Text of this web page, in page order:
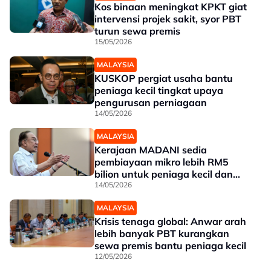
Kos binaan meningkat KPKT giat
intervensi projek sakit, syor PBT
turun sewa premis
15/05/2026
MALAYSIA
KUSKOP pergiat usaha bantu
peniaga kecil tingkat upaya
pengurusan perniagaan
14/05/2026
MALAYSIA
Kerajaan MADANI sedia
pembiayaan mikro lebih RM5
bilion untuk peniaga kecil dan
usahawan
14/05/2026
MALAYSIA
Krisis tenaga global: Anwar arah
lebih banyak PBT kurangkan
sewa premis bantu peniaga kecil
12/05/2026